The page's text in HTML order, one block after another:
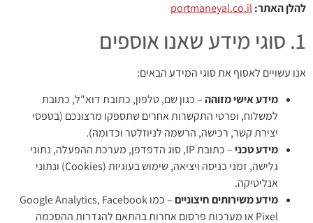
להלן האתר:portmaneyal.co.il
1. סוגי מידע שאנו אוספים
אנו עשויים לאסוף את סוגי המידע הבאים:
מידע אישי מזוהה– כגון שם, טלפון, כתובת דוא"ל, כתובת
למשלוח, ופרטי התקשרות אחרים שתספקו מרצונכם (בטפסי
יצירת קשר, רכישה, הרשמה לניוזלטר וכדומה).
מידע טכני
– כתובת IP, סוג הדפדפן, מערכת ההפעלה, נתוני
גלישה, זמני כניסה ויציאה, שימוש בעוגיות (Cookies) ונתוני
אנליטיקה.
מידע משירותים חיצוניים
– כמו Google Analytics, Facebook
Pixel או מערכות פרסום אחרות בהתאם להגדרות ההסכמה